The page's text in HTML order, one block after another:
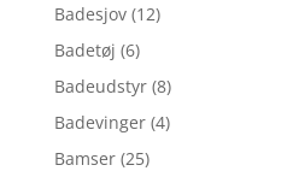
Badesjov (12)
Badetøj (6)
Badeudstyr (8)
Badevinger (4)
Bamser (25)